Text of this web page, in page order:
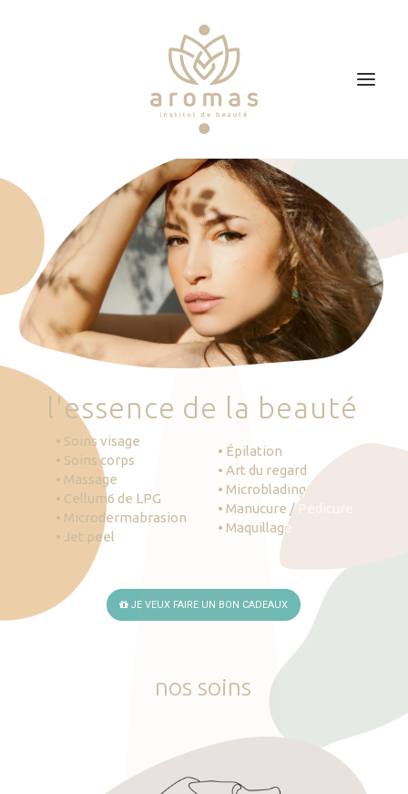
Soins
Je veux faire un bon cadeau
Plan d’accès
Prendre RDV
'essence de la beauté
• Soins visage
• Soins corps
• Massage
• Cellum6 de LPG
• Microdermabrasion
• Jet peel
• Épilation
• Art du regard
• Microblading
• Manucure / Pédicure
• Maquillage
JE VEUX FAIRE UN BON CADEAUX
nos soins